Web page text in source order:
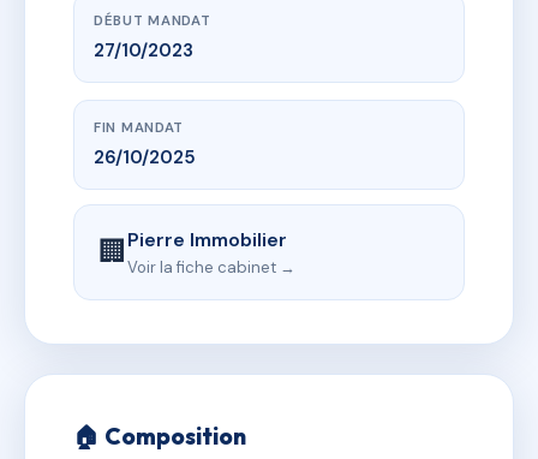
DÉBUT MANDAT
27/10/2023
FIN MANDAT
26/10/2025
🏢Pierre Immobilier
Voir la fiche cabinet →
🏠 Composition